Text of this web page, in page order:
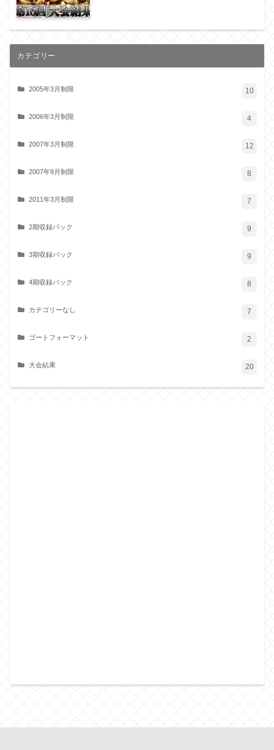
カテゴリー
2005年3月制限 10
2006年3月制限 4
2007年3月制限 12
2007年9月制限 8
2011年3月制限 7
2期収録パック 9
3期収録パック 9
4期収録パック 8
カテゴリーなし 7
ゴートフォーマット 2
大会結果 20